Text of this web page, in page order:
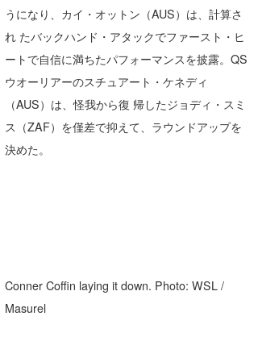
うになり、カイ・オットン（AUS）は、計算さ
れ たバックハンド・アタックでファースト・ヒ
ートで自信に満ちたパフォーマンスを披露。QS
ウオーリアーのスチュアート・ケネディ
（AUS）は、怪我から復 帰したジョディ・スミ
ス（ZAF）を僅差で抑えて、ラウンドアップを
決めた。
Conner Coffin laying it down. Photo: WSL /
Masurel
唐澤予報士
SancheZ
ゴン
米山予報士
Romisea